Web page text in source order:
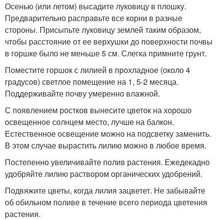
Осенью (или летом) высадите луковицу в плошку.
Предварительно расправьте все корни в разные
стороны. Присыпьте луковицу землей таким образом,
чтобы расстояние от ее верхушки до поверхности почвы
в горшке было не меньше 5 см. Слегка примните грунт.
Поместите горшок с лилией в прохладное (около 4
градусов) светлое помещение на 1, 5-2 месяца.
Поддерживайте почву умеренно влажной.
С появлением ростков вынесите цветок на хорошо
освещенное солнцем место, лучше на балкон.
Естественное освещение можно на подсветку заменить.
В этом случае вырастить лилию можно в любое время.
Постепенно увеличивайте полив растения. Ежедекадно
удобряйте лилию раствором органических удобрений.
Подвяжите цветы, когда лилия зацветет. Не забывайте
об обильном поливе в течение всего периода цветения
растения.